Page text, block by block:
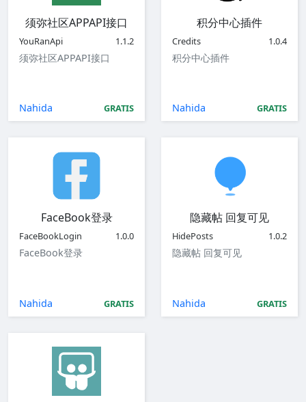
须弥社区APPAPI接口
YouRanApi 1.1.2
须弥社区APPAPI接口
Nahida GRATIS
积分中心插件
Credits 1.0.4
积分中心插件
Nahida GRATIS
FaceBook登录
FaceBookLogin 1.0.0
FaceBook登录
Nahida GRATIS
隐藏帖 回复可见
HidePosts 1.0.2
隐藏帖 回复可见
Nahida GRATIS